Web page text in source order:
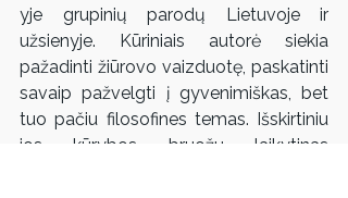
yje grupinių parodų Lietuvoje ir
užsienyje. Kūriniais autorė siekia
pažadinti žiūrovo vaizduotę, paskatinti
savaip pažvelgti į gyvenimiškas, bet
tuo pačiu filosofines temas. Išskirtiniu
jos kūrybos bruožu laikytinas